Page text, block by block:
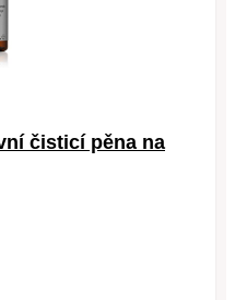
čisticí pěna na